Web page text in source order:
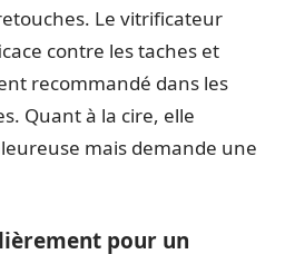
Le vitrificateur
contre les taches et
recommandé dans les
Quant à la cire, elle
mais demande une
pour un